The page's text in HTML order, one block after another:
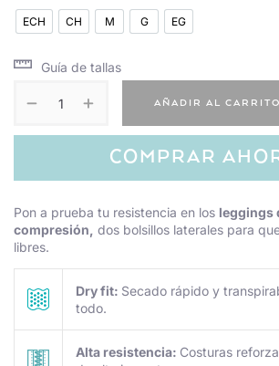
ECH
ECH CHCH M
M G
G EGEG
Guía de tallas
AÑADIR AL CARRITO
COMPRAR
Pon a prueba tu resistencia en los leggings
compresión, dos bolsillos laterales para
libres.
Dry fit: Secado rápido y
todo.
Alta resistencia: Costuras